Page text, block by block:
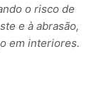
o risco de
e à abrasão,
em interiores.